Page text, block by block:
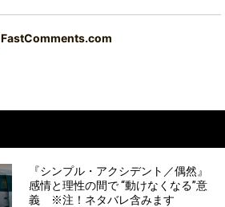
FastComments.com
『シンプル・アクシデント／偶然』
感情と理性の間で “動けなくなる”意
義 ※注！ネタバレ含みます